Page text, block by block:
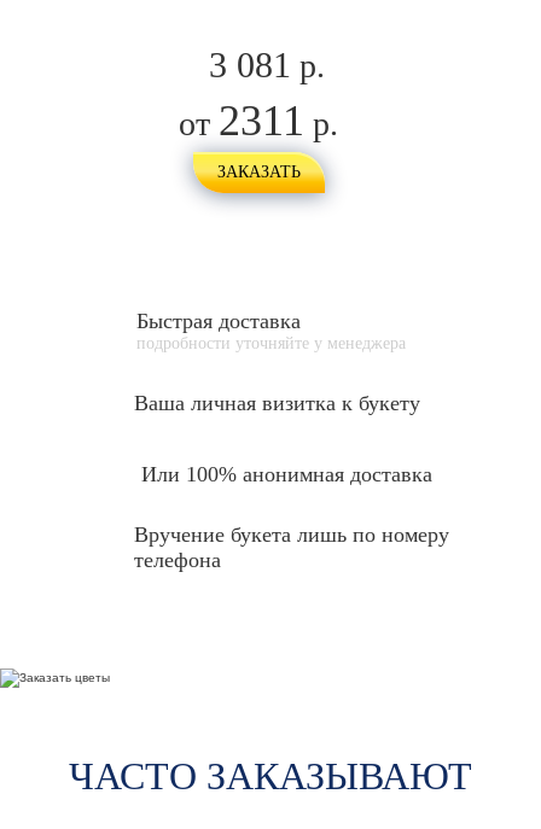
3 081 р.
от 2311 р.
ЗАКАЗАТЬ
Быстрая доставка
подробности уточняйте у менеджера
Ваша личная визитка к букету
Или 100% анонимная доставка
Вручение букета лишь по номеру
телефона
ЧАСТО ЗАКАЗЫВАЮТ